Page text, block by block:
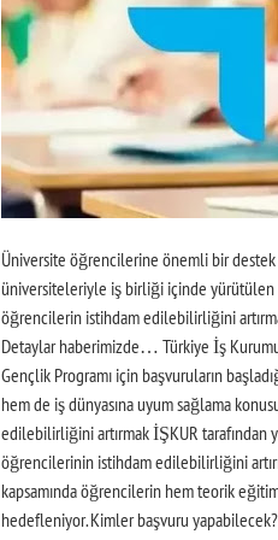
Üniversite öğrencilerine önemli bir destek
üniversiteleriyle iş birliği içinde yürütülen
öğrencilerin istihdam edilebilirliğini
Detaylar haberimizde… Türkiye İş
Gençlik Programı için başvuruların
hem de iş dünyasına uyum sağlama
edilebilirliğini artırmak İŞKUR tarafından
öğrencilerinin istihdam edilebilirliğini
kapsamında öğrencilerin hem teorik
hedefleniyor. Kimler başvuru